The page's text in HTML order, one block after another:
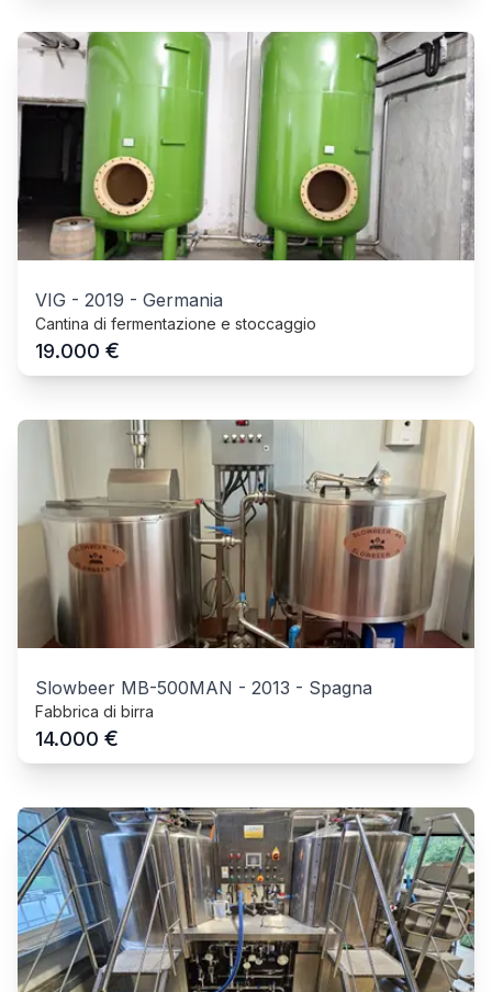
VIG - 2019 - Germania
Cantina di fermentazione e stoccaggio
19.000 €
Slowbeer MB-500MAN - 2013 - Spagna
Fabbrica di birra
14.000 €